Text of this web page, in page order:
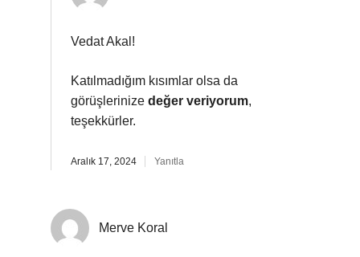
Vedat Akal!
Katılmadığım kısımlar olsa da
görüşlerinize değer veriyorum,
teşekkürler.
Aralık 17, 2024 Yanıtla
Merve Koral